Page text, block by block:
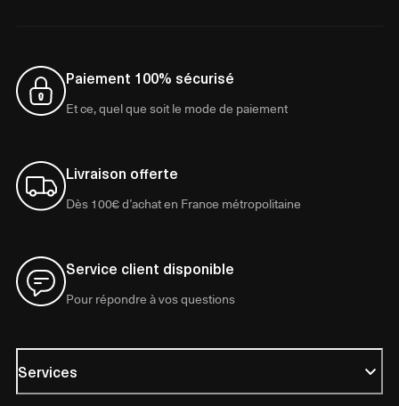
Paiement 100% sécurisé
Et ce, quel que soit le mode de paiement
Livraison offerte
Dès 100€ d’achat en France métropolitaine
Service client disponible
Pour répondre à vos questions
Services